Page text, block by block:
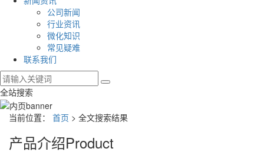
公司新闻
行业资讯
微化知识
常见疑难
联系我们
全站搜索
当前位置： 首页 > 全文搜索结果
产品介绍Product